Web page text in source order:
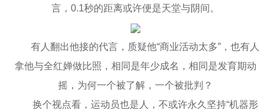
言，0.1秒的距离或许便是天堂与阴间。
有人翻出他接的代言，质疑他“商业活动太多”，也有人
拿他与全红婵做比照，相同是年少成名，相同是发育期动
摇，为何一个被了解，一个被批判？
换个视点看，运动员也是人，不或许永久坚持“机器形